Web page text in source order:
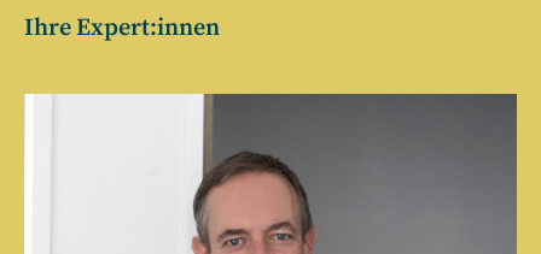
Ihre Expert:innen